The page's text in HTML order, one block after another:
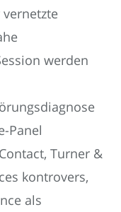
werden
Panel
Turner &
kontrovers,
als